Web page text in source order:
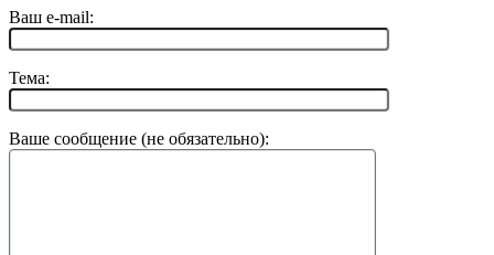
Ваш e-mail:
Тема:
Ваше сообщение (не обязательно):